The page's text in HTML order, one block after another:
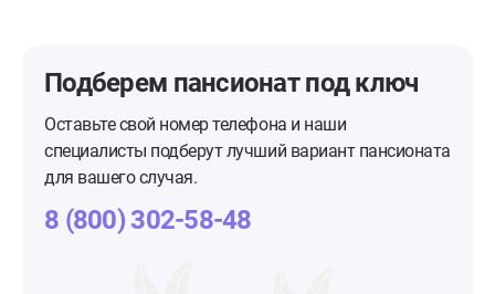
Подберем пансионатпод ключ
Оставьте свой номер телефона и наши
специалисты подберут лучший вариант пансионата
для вашего случая.
8 (800) 302-58-48